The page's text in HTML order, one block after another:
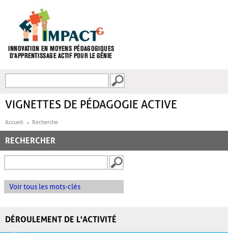
FORMULAIRE DE
VIGNETTES DE PÉDAGOGIE ACTIVE
Accueil Recherche
RECHERCHER
Voir tous les mots-clés
DÉROULEMENT DE L'ACTIVITÉ